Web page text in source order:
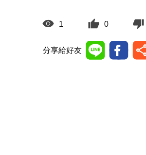
1 0
分享給好友